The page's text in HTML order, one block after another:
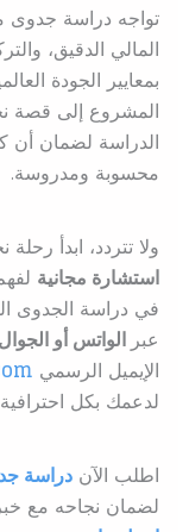
تواجه دراسة
المالي الدقيق،
بمعايير الجودة
المشروع إلى قصة
الدراسة لضمان أن
محسوبة ومدروسة.
ولا تتردد، ابدأ
استشارة مجانية
في دراسة الجدوى
عبر الواتس أو الجوال
الإيميل الرسمي
لدعمك بكل احترافية.
اطلب الآن دراسة
لضمان نجاحه مع